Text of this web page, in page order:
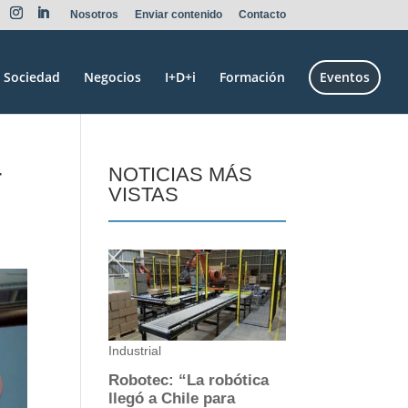
Nosotros Enviar contenido Contacto
Sociedad Negocios I+D+i Formación Eventos
NOTICIAS MÁS
VISTAS